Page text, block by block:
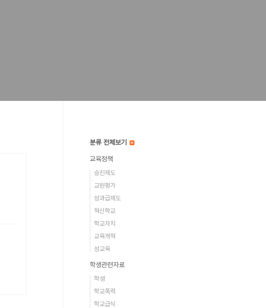
분류 전체보기
교육정책
승진제도
교원평가
성과급제도
혁신학교
학교자치
교육개혁
성교육
학생관련자료
학생
학교폭력
학교급식